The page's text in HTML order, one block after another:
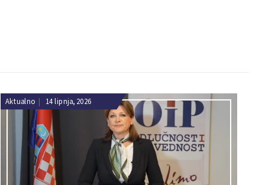
Aktualno | 14 lipnja, 2026